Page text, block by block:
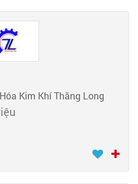
Kim Khí Thăng Long